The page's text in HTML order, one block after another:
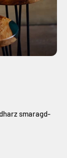
smaragd-